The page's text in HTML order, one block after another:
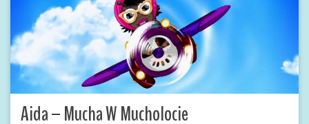
Aida – Mucha W Mucholocie